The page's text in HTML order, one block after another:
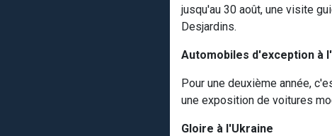
jusqu'au 30 août, une visite
Desjardins.
Automobiles d'exception à
Pour une deuxième année,
une exposition de voitures
Gloire à l'Ukraine